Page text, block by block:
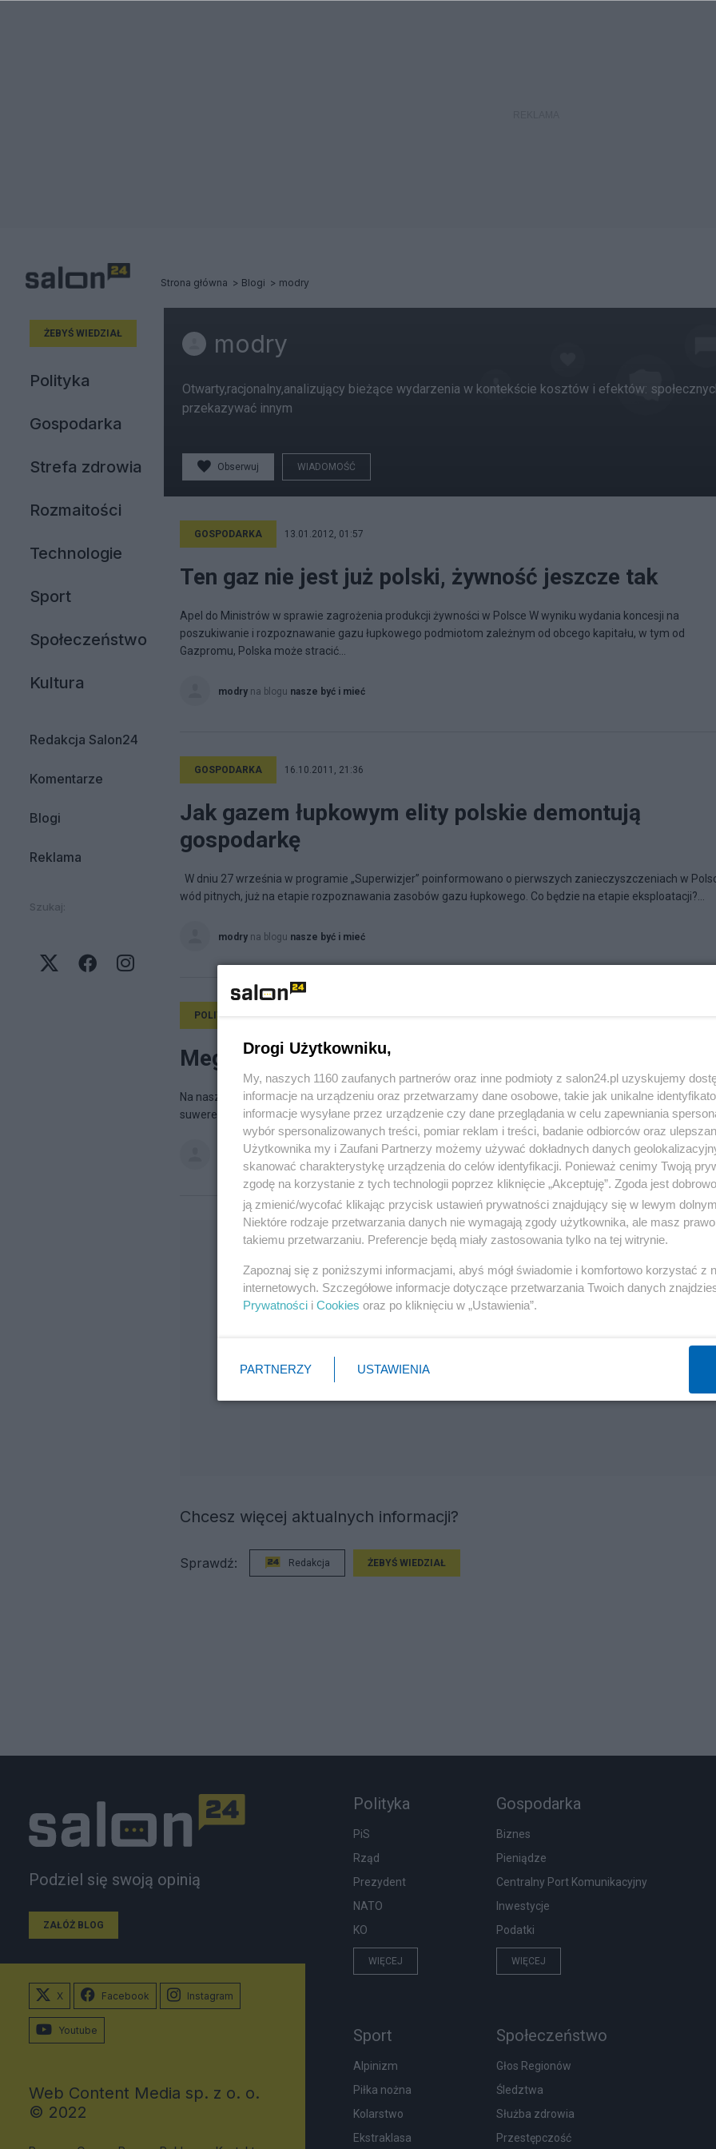
Strona główna Blogi modry
ŻEBYŚ WIEDZIAŁ
Polityka
Gospodarka
Strefa zdrowia
Rozmaitości
Technologie
Sport
Społeczeństwo
Kultura
Redakcja Salon24
Komentarze
Blogi
Reklama
Szukaj:
modry
Otwarty,racjonalny,analizujący bieżące wydarzenia w kontekście kosztów i efektów:
przekazywać innym
Obserwuj WIADOMOŚĆ
GOSPODARKA 13.01.2012, 01:57
Ten gaz nie jest już polski, żywność jeszcze tak
Apel do Ministrów w sprawie zagrożenia produkcji żywności w Polsce W wyniku wydania koncesji na
poszukiwanie i rozpoznawanie gazu łupkowego podmiotom zależnym od obcego kapitału, w tym od
Gazpromu, Polska może stracić...
modry na blogu nasze być i mieć
GOSPODARKA 16.10.2011, 21:36
Jak gazem łupkowym elity polskie demontują
gospodarkę
W dniu 27 września w programie „Superwizjer” poinformowano o pierwszych zanieczyszczeniach w
wód pitnych, już na etapie rozpoznawania zasobów gazu łupkowego. Co będzie na etapie eksploatacji?...
modry na blogu nasze być i mieć
POLITYKA
Megaprzekręt
Na naszych oczach, przy biernej postawie polityków, mediów, służb specjalnych, dzieje się ostatni akt
suwerenności naszego kraju. Afera hazardowa „warta” być może 0,5 mld PLN skutecznie przesłania...
modry na blogu nasze być i mieć
Chcesz więcej aktualnych informacji?
Sprawdź: Redakcja ŻEBYŚ WIEDZIAŁ
Podziel się swoją opinią
ZAŁÓŻ BLOG
Polityka
PiS
Rząd
Prezydent
NATO
KO
WIĘCEJ
Gospodarka
Biznes
Pieniądze
Centralny Port Komunikacyjny
Inwestycje
Podatki
WIĘCEJ
Sport
Alpinizm
Piłka nożna
Kolarstwo
Ekstraklasa
Społeczeństwo
Głos Regionów
Śledztwa
Służba zdrowia
Przestępczość
X Facebook Instagram
Youtube
Web Content Media sp. z o. o.
© 2022
Drogi Użytkowniku,
My, naszych 1160 zaufanych partnerów oraz inne podmioty z salon24.pl uzyskujemy
informacje na urządzeniu oraz przetwarzamy dane osobowe, takie jak unikalne
informacje wysyłane przez urządzenie czy dane przeglądania w celu zapewniania
wybór spersonalizowanych treści, pomiar reklam i treści, badanie odbiorców oraz
Użytkownika my i Zaufani Partnerzy możemy używać dokładnych danych
skanować charakterystykę urządzenia do celów identyfikacji. Ponieważ cenimy Twoją
zgodę na korzystanie z tych technologii poprzez kliknięcie „Akceptuję”. Zgoda jest
ją zmienić/wycofać klikając przycisk ustawień prywatności znajdujący się w lewym
Niektóre rodzaje przetwarzania danych nie wymagają zgody użytkownika, ale masz
takiemu przetwarzaniu. Preferencje będą miały zastosowania tylko na tej witrynie.
Zapoznaj się z poniższymi informacjami, abyś mógł świadomie i komfortowo korzystać z
internetowych. Szczegółowe informacje dotyczące przetwarzania Twoich danych
Prywatności i Cookies oraz po kliknięciu w „Ustawienia”.
PARTNERZY USTAWIENIA